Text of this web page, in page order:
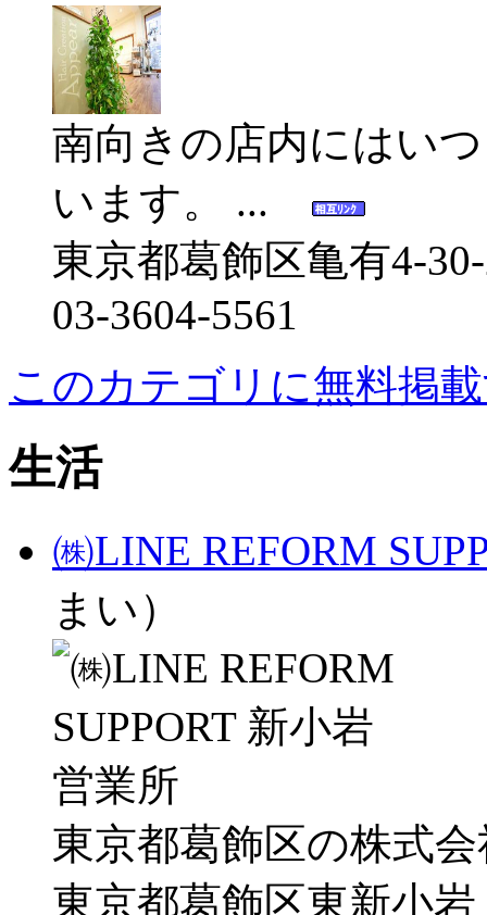
南向きの店内にはい
います。 ...
東京都葛飾区亀有4-
03-3604-5561
このカテゴリに無料掲
生活
㈱LINE REFORM
まい）
東京都葛飾区の株式会
東京都葛飾区東新小